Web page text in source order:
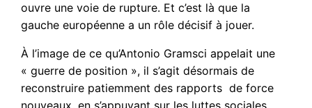
ouvre une voie de rupture. Et c’est là que la
gauche européenne a un rôle décisif à jouer.
À l’image de ce qu’Antonio Gramsci appelait une
« guerre de position », il s’agit désormais de
reconstruire patiemment des rapports de force